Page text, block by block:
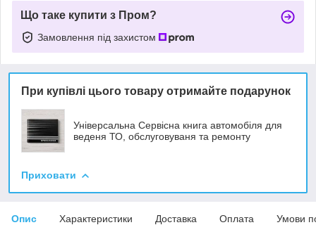
Що таке купити з Пром?
Замовлення під захистом
При купівлі цього товару отримайте подарунок
Універсальна Сервісна книга автомобіля для
веденя ТО, обслуговуваня та ремонту
Приховати
Опис Характеристики Доставка Оплата Умови